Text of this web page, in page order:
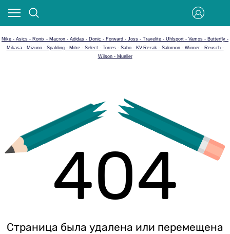
Nike - Asics - Ronix - Macron - Adidas - Donic - Forward - Joss - Travelite - Uhlsport - Vamos - Butterfly -
Mikasa - Mizuno - Spalding - Mitre - Select - Torres - Sabo - KV.Rezak - Salomon - Winner - Reusch -
Wilson - Mueller
404
Страница была удалена или перемещена